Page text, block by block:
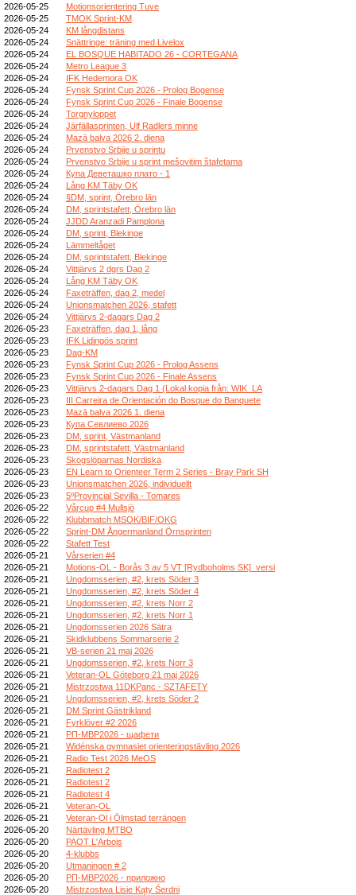
2026-05-25
Motionsorientering Tuve
2026-05-25
TMOK Sprint-KM
2026-05-24
KM långdistans
2026-05-24
Snättringe: träning med Livelox
2026-05-24
EL BOSQUE HABITADO 26 - CORTEGANA
2026-05-24
Metro League 3
2026-05-24
IFK Hedemora OK
2026-05-24
Fynsk Sprint Cup 2026 - Prolog Bogense
2026-05-24
Fynsk Sprint Cup 2026 - Finale Bogense
2026-05-24
Torgnyloppet
2026-05-24
Järfällasprinten, Ulf Radlers minne
2026-05-24
Mazā balva 2026 2. diena
2026-05-24
Prvenstvo Srbije u sprintu
2026-05-24
Prvenstvo Srbije u sprint mešovitim štafetama
2026-05-24
Купа Деветашко плато - 1
2026-05-24
Lång KM Täby OK
2026-05-24
§DM, sprint, Örebro län
2026-05-24
DM, sprintstafett, Örebro län
2026-05-24
JJDD Aranzadi Pamplona
2026-05-24
DM, sprint, Blekinge
2026-05-24
Lämmeltåget
2026-05-24
DM, sprintstafett, Blekinge
2026-05-24
Vittjärvs 2 dgrs Dag 2
2026-05-24
Lång KM Täby OK
2026-05-24
Faxeträffen, dag 2, medel
2026-05-24
Unionsmatchen 2026, stafett
2026-05-24
Vittjärvs 2-dagars Dag 2
2026-05-23
Faxeträffen, dag 1, lång
2026-05-23
IFK Lidingös sprint
2026-05-23
Dag-KM
2026-05-23
Fynsk Sprint Cup 2026 - Prolog Assens
2026-05-23
Fynsk Sprint Cup 2026 - Finale Assens
2026-05-23
Vittjärvs 2-dagars Dag 1 (Lokal kopia från: WIK_LA
2026-05-23
III Carreira de Orientación do Bosque do Banquete
2026-05-23
Mazā balva 2026 1. diena
2026-05-23
Купа Севлиево 2026
2026-05-23
DM, sprint, Västmanland
2026-05-23
DM, sprintstafett, Västmanland
2026-05-23
Skogslöparnas Nordiska
2026-05-23
EN Learn to Orienteer Term 2 Series - Bray Park SH
2026-05-23
Unionsmatchen 2026, individuellt
2026-05-23
5ºProvincial Sevilla - Tomares
2026-05-22
Vårcup #4 Mullsjö
2026-05-22
Klubbmatch MSOK/BIF/OKG
2026-05-22
Sprint-DM Ångermanland Örnsprinten
2026-05-22
Stafett Test
2026-05-21
Vårserien #4
2026-05-21
Motions-OL - Borås 3 av 5 VT [Rydboholms SK]_versi
2026-05-21
Ungdomsserien, #2, krets Söder 3
2026-05-21
Ungdomsserien, #2, krets Söder 4
2026-05-21
Ungdomsserien, #2, krets Norr 2
2026-05-21
Ungdomsserien, #2, krets Norr 1
2026-05-21
Ungdomsserien 2026 Sätra
2026-05-21
Skidklubbens Sommarserie 2
2026-05-21
VB-serien 21 maj 2026
2026-05-21
Ungdomsserien, #2, krets Norr 3
2026-05-21
Veteran-OL Göteborg 21 maj 2026
2026-05-21
Mistrzostwa 11DKPanc - SZTAFETY
2026-05-21
Ungdomsserien, #2, krets Söder 2
2026-05-21
DM Sprint Gästrikland
2026-05-21
Fyrklöver #2 2026
2026-05-21
РП-МВР2026 - щафети
2026-05-21
Widénska gymnasiet orienteringstävling 2026
2026-05-21
Radio Test 2026 MeOS
2026-05-21
Radiotest 2
2026-05-21
Radiotest 2
2026-05-21
Radiotest 4
2026-05-21
Veteran-OL
2026-05-21
Veteran-Ol i Ölmstad terrängen
2026-05-20
Närtävling MTBO
2026-05-20
PAOT L'Arbois
2026-05-20
4-klubbs
2026-05-20
Utmaningen # 2
2026-05-20
РП-МВР2026 - приложно
2026-05-20
Mistrzostwa Lisie Kąty Śerdni